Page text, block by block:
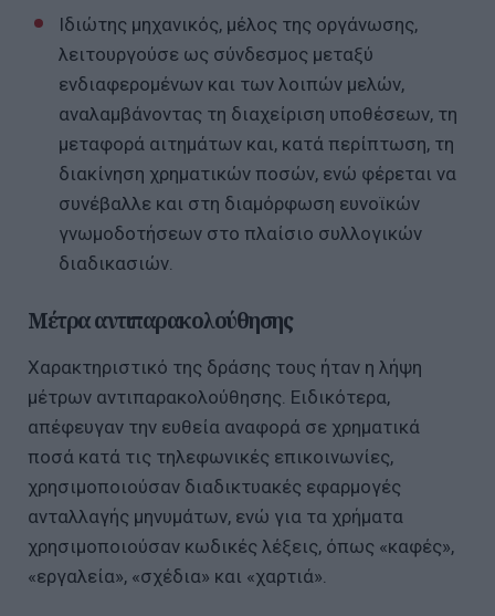
Ιδιώτης μηχανικός, μέλος της οργάνωσης,
λειτουργούσε ως σύνδεσμος μεταξύ
ενδιαφερομένων και των λοιπών μελών,
αναλαμβάνοντας τη διαχείριση υποθέσεων, τη
μεταφορά αιτημάτων και, κατά περίπτωση, τη
διακίνηση χρηματικών ποσών, ενώ φέρεται να
συνέβαλλε και στη διαμόρφωση ευνοϊκών
γνωμοδοτήσεων στο πλαίσιο συλλογικών
διαδικασιών.
Μέτρα αντιπαρακολούθησης
Χαρακτηριστικό της δράσης τους ήταν η λήψη
μέτρων αντιπαρακολούθησης. Ειδικότερα,
απέφευγαν την ευθεία αναφορά σε χρηματικά
ποσά κατά τις τηλεφωνικές επικοινωνίες,
χρησιμοποιούσαν διαδικτυακές εφαρμογές
ανταλλαγής μηνυμάτων, ενώ για τα χρήματα
χρησιμοποιούσαν κωδικές λέξεις, όπως «καφές»,
«εργαλεία», «σχέδια» και «χαρτιά».